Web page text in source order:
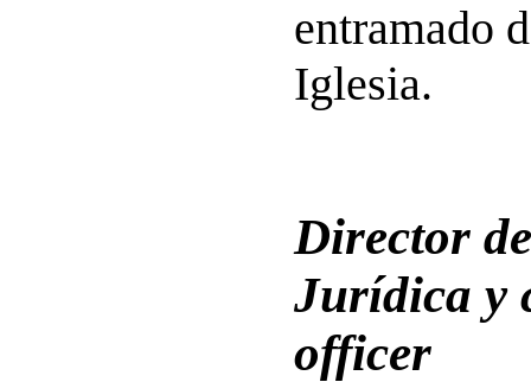
entramado
Iglesia.
Director
Jurídica y
officer